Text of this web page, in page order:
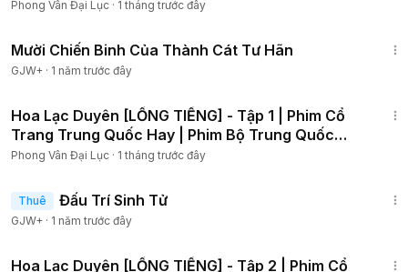
Phong Vân Đại Lục · 1 tháng trước đây
Mười Chiến Binh Của Thành Cát Tư Hãn
GJW+ · 1 năm trước đây
Hoa Lạc Duyên [LỒNG TIẾNG] - Tập 1 | Phim Cổ
Trang Trung Quốc Hay | Phim Bộ Trung Quốc
Lồng Tiếng
Phong Vân Đại Lục · 1 tháng trước đây
Thuê Đấu Trí Sinh Tử
GJW+ · 1 năm trước đây
Hoa Lạc Duyên [LỒNG TIẾNG] - Tập 2 | Phim Cổ